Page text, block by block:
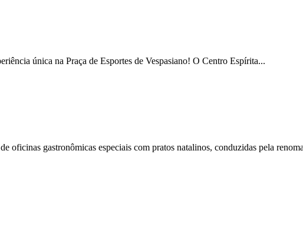
única na Praça de Esportes de Vespasiano! O Centro Espírita...
oficinas gastronômicas especiais com pratos natalinos, conduzidas pela